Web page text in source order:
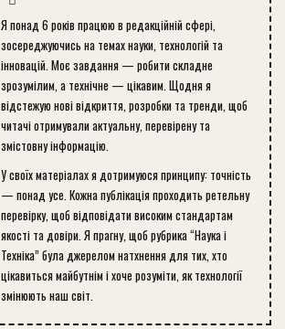
Я понад 6 років працюю в редакційній сфері,
зосереджуючись на темах науки, технологій та
інновацій. Моє завдання — робити складне
зрозумілим, а технічне — цікавим. Щодня я
відстежую нові відкриття, розробки та тренди, щоб
читачі отримували актуальну, перевірену та
змістовну інформацію.
У своїх матеріалах я дотримуюся принципу: точність
— понад усе. Кожна публікація проходить ретельну
перевірку, щоб відповідати високим стандартам
якості та довіри. Я прагну, щоб рубрика “Наука і
Техніка” була джерелом натхнення для тих, хто
цікавиться майбутнім і хоче розуміти, як технології
змінюють наш світ.